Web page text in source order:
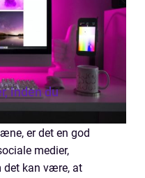
inden du
er det en god
medier,
det kan være, at